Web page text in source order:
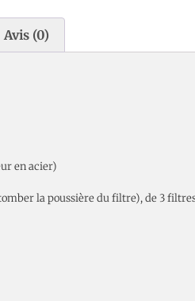
Avis (0)
en acier)
la poussière du filtre), de 3